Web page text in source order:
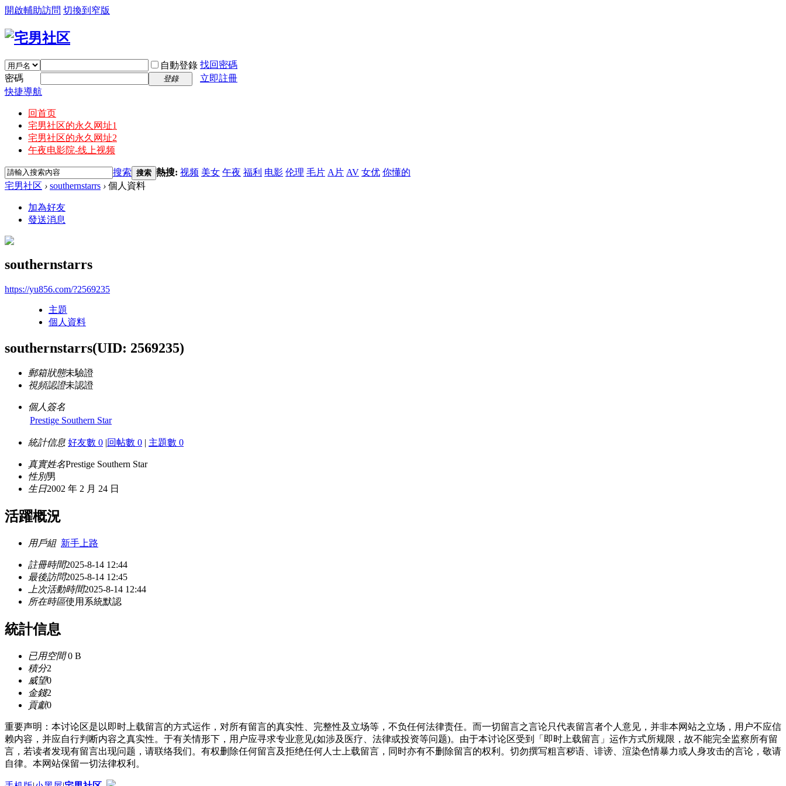
開啟輔助訪問 切換到窄版
自動登錄 找回密碼
密碼
登錄
立即註冊
快捷導航
回首页
宅男社区的永久网址1
宅男社区的永久网址2
午夜电影院-线上视频
搜索 搜索 熱搜: 视频 美女 午夜 福利 电影 伦理 毛片 A片 AV 女优 你懂的
宅男社区 › southernstarrs › 個人資料
加為好友
發送消息
southernstarrs
https://yu856.com/?2569235
主題
個人資料
southernstarrs(UID: 2569235)
郵箱狀態未驗證
視頻認證未認證
個人簽名
Prestige Southern Star
統計信息 好友數 0 |回帖數 0 | 主題數 0
真實姓名Prestige Southern Star
性別男
生日2002 年 2 月 24 日
活躍概況
用戶組 新手上路
註冊時間2025-8-14 12:44
最後訪問2025-8-14 12:45
上次活動時間2025-8-14 12:44
所在時區使用系統默認
統計信息
已用空間0 B
積分2
威望0
金錢2
貢獻0
重要声明：本讨论区是以即时上载留言的方式运作，对所有留言的真实性、完整性及立场等，不负任何法律责任。而一切留言之言论只代表留言者个人意见，并非本网站之立场，用户不应信
赖内容，并应自行判断内容之真实性。于有关情形下，用户应寻求专业意见(如涉及医疗、法律或投资等问题)。由于本讨论区受到「即时上载留言」运作方式所规限，故不能完全监察所有留
言，若读者发现有留言出现问题，请联络我们。有权删除任何留言及拒绝任何人士上载留言，同时亦有不删除留言的权利。切勿撰写粗言秽语、诽谤、渲染色情暴力或人身攻击的言论，敬请
自律。本网站保留一切法律权利。